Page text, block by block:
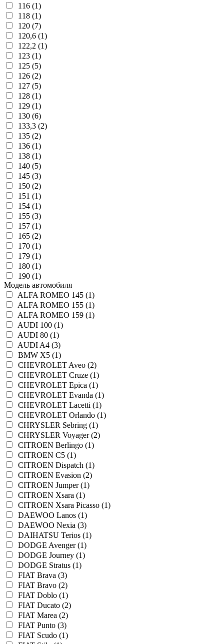
116 (1)
118 (1)
120 (7)
120,6 (1)
122,2 (1)
123 (1)
125 (5)
126 (2)
127 (5)
128 (1)
129 (1)
130 (6)
133,3 (2)
135 (2)
136 (1)
138 (1)
140 (5)
145 (3)
150 (2)
151 (1)
154 (1)
155 (3)
157 (1)
165 (2)
170 (1)
179 (1)
180 (1)
190 (1)
Модель автомобиля
ALFA ROMEO 145 (1)
ALFA ROMEO 155 (1)
ALFA ROMEO 159 (1)
AUDI 100 (1)
AUDI 80 (1)
AUDI A4 (3)
BMW X5 (1)
CHEVROLET Aveo (2)
CHEVROLET Cruze (1)
CHEVROLET Epica (1)
CHEVROLET Evanda (1)
CHEVROLET Lacetti (1)
CHEVROLET Orlando (1)
CHRYSLER Sebring (1)
CHRYSLER Voyager (2)
CITROEN Berlingo (1)
CITROEN C5 (1)
CITROEN Dispatch (1)
CITROEN Evasion (2)
CITROEN Jumper (1)
CITROEN Xsara (1)
CITROEN Xsara Picasso (1)
DAEWOO Lanos (1)
DAEWOO Nexia (3)
DAIHATSU Terios (1)
DODGE Avenger (1)
DODGE Journey (1)
DODGE Stratus (1)
FIAT Brava (3)
FIAT Bravo (2)
FIAT Doblo (1)
FIAT Ducato (2)
FIAT Marea (2)
FIAT Punto (3)
FIAT Scudo (1)